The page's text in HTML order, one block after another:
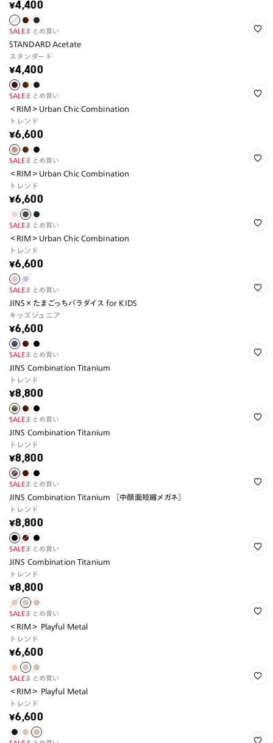
¥4,400
SALEまとめ買い
STANDARD Acetate
スタンダード
¥4,400
SALEまとめ買い
＜RIM＞Urban Chic Combination
トレンド
¥6,600
SALEまとめ買い
＜RIM＞Urban Chic Combination
トレンド
¥6,600
SALEまとめ買い
＜RIM＞Urban Chic Combination
トレンド
¥6,600
SALEまとめ買い
JINS×たまごっちパラダイス for KIDS
キッズジュニア
¥6,600
SALEまとめ買い
JINS Combination Titanium
トレンド
¥8,800
SALEまとめ買い
JINS Combination Titanium
トレンド
¥8,800
SALEまとめ買い
JINS Combination Titanium ［中顔面短縮メガネ］
トレンド
¥8,800
SALEまとめ買い
JINS Combination Titanium
トレンド
¥8,800
SALEまとめ買い
＜RIM＞ Playful Metal
トレンド
¥6,600
SALEまとめ買い
＜RIM＞ Playful Metal
トレンド
¥6,600